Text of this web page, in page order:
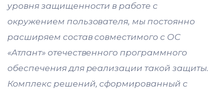
уровня защищенности в работе с
окружением пользователя, мы постоянно
расширяем состав совместимого с ОС
«Атлант» отечественного программного
обеспечения для реализации такой защиты.
Комплекс решений, сформированный с